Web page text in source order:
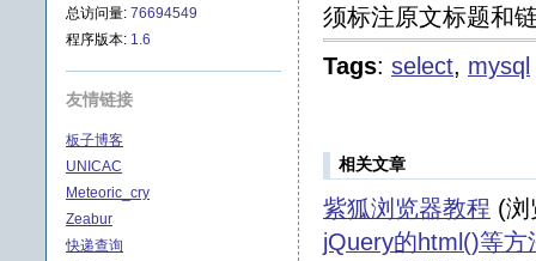
须标注原文标题和
Tags: select, mysql
相关文章
紫狐浏览器教程 (
jQuery的html()等方
总访问量: 76694549
程序版本: 1.6
友情链接
板子博客
UNICAC
Meteoric_cry
Zeabur
快递查询